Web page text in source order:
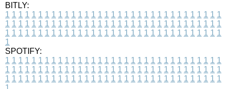
BITLY:
1 1 1 1 1 1 1 1 1 1 1 1 1 1 1 1 1 1 1 1 1 1 1 1 1 1 1 1 1 1 1 1 1
1 1 1 1 1 1 1 1 1 1 1 1 1 1 1 1 1 1 1 1 1 1 1 1 1 1 1 1 1 1 1 1 1
1 1 1 1 1 1 1 1 1 1 1 1 1 1 1 1 1 1 1 1 1 1 1 1 1 1 1 1 1 1 1 1 1
1
SPOTIFY:
1 1 1 1 1 1 1 1 1 1 1 1 1 1 1 1 1 1 1 1 1 1 1 1 1 1 1 1 1 1 1 1 1
1 1 1 1 1 1 1 1 1 1 1 1 1 1 1 1 1 1 1 1 1 1 1 1 1 1 1 1 1 1 1 1 1
1 1 1 1 1 1 1 1 1 1 1 1 1 1 1 1 1 1 1 1 1 1 1 1 1 1 1 1 1 1 1 1 1